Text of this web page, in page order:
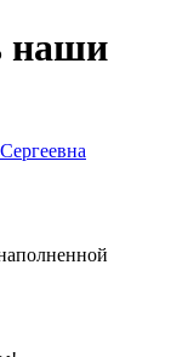
наши